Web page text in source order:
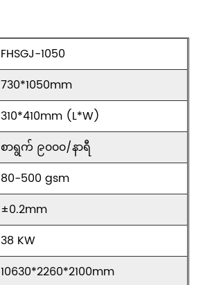
FHSGJ-1050
730*1050mm
310*410mm (L*W)
စာရွက် ၉၀၀၀/နာရီ
80-500 gsm
±0.2mm
38 KW
10630*2260*2100mm